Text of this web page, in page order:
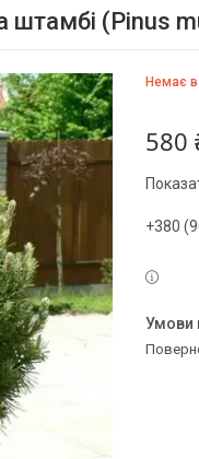
штамбі (Pinus
Немає в
580
+380